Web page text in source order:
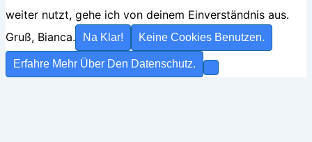
weiter nutzt, gehe ich von deinem Einverständnis aus.
Gruß, Bianca.
Na Klar! Keine Cookies Benutzen.
Erfahre Mehr Über Den Datenschutz.